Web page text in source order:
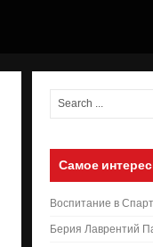
Самое
Воспитание в
Берия Лаврентий